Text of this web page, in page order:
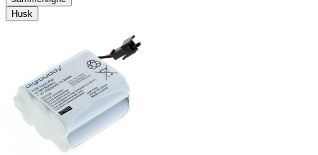
Husk